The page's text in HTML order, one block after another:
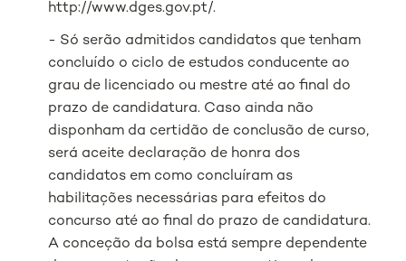
http://www.dges.gov.pt/.
- Só serão admitidos candidatos que tenham
concluído o ciclo de estudos conducente ao
grau de licenciado ou mestre até ao final do
prazo de candidatura. Caso ainda não
disponham da certidão de conclusão de curso,
será aceite declaração de honra dos
candidatos em como concluíram as
habilitações necessárias para efeitos do
concurso até ao final do prazo de candidatura.
A conceção da bolsa está sempre dependente